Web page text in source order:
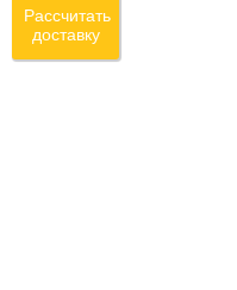
Рассчитать
доставку